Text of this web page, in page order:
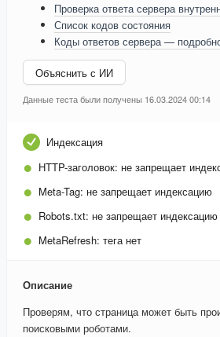
Проверка ответа сервера
Список кодов состояния
Коды ответов сервера —
Объяснить с ИИ
Данные теста были получены 16.03.2024 00:14
Индексация
HTTP-заголовок: не запрещает
Meta-Tag: не запрещает индексацию
Robots.txt: не запрещает индексацию
MetaRefresh: тега нет
Описание
Проверям, что страница может быть
поисковыми роботами.